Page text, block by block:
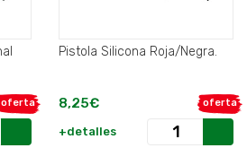
oferta
Pistola Silicona Roja/Negra.
oferta
8,25€
+detalles